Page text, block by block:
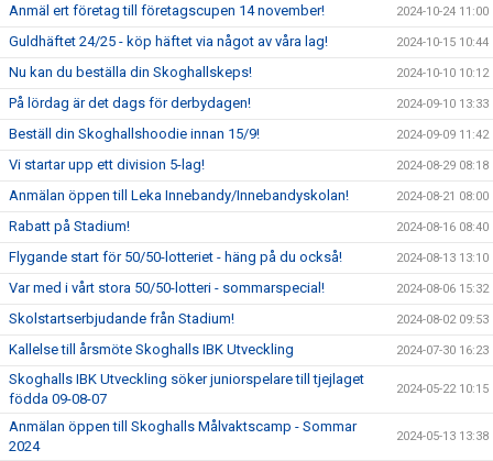
Anmäl ert företag till företagscupen 14 november! 2024-10-24 11:00
Guldhäftet 24/25 - köp häftet via något av våra lag! 2024-10-15 10:44
Nu kan du beställa din Skoghallskeps! 2024-10-10 10:12
På lördag är det dags för derbydagen! 2024-09-10 13:33
Beställ din Skoghallshoodie innan 15/9! 2024-09-09 11:42
Vi startar upp ett division 5-lag! 2024-08-29 08:18
Anmälan öppen till Leka Innebandy/Innebandyskolan! 2024-08-21 08:00
Rabatt på Stadium! 2024-08-16 08:40
Flygande start för 50/50-lotteriet - häng på du också! 2024-08-13 13:10
Var med i vårt stora 50/50-lotteri - sommarspecial! 2024-08-06 15:32
Skolstartserbjudande från Stadium! 2024-08-02 09:53
Kallelse till årsmöte Skoghalls IBK Utveckling 2024-07-30 16:23
Skoghalls IBK Utveckling söker juniorspelare till tjejlaget
födda 09-08-07
2024-05-22 10:15
Anmälan öppen till Skoghalls Målvaktscamp - Sommar
2024
2024-05-13 13:38